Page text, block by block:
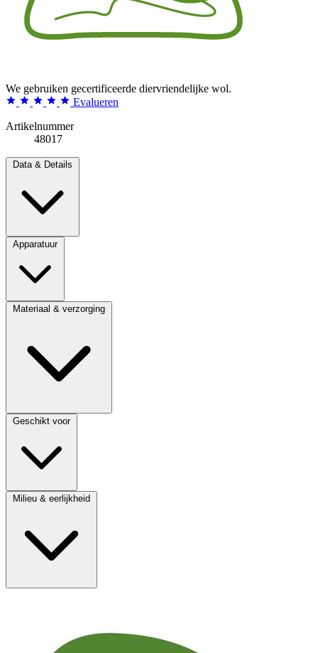
We gebruiken gecertificeerde diervriendelijke wol.
Evalueren
Artikelnummer
48017
Data & Details
Apparatuur
Materiaal & verzorging
Geschikt voor
Milieu & eerlijkheid